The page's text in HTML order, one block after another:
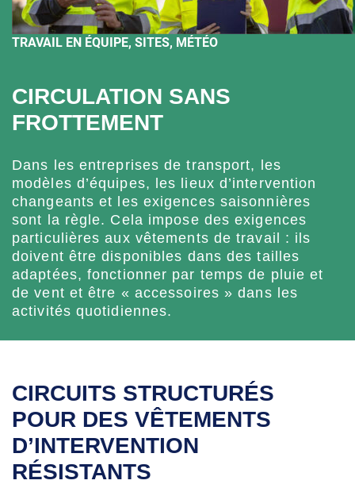
TRAVAIL EN ÉQUIPE, SITES, MÉTÉO
CIRCULATION SANS
FROTTEMENT
Dans les entreprises de transport, les
modèles d’équipes, les lieux d’intervention
changeants et les exigences saisonnières
sont la règle. Cela impose des exigences
particulières aux vêtements de travail : ils
doivent être disponibles dans des tailles
adaptées, fonctionner par temps de pluie et
de vent et être « accessoires » dans les
activités quotidiennes.
CIRCUITS STRUCTURÉS
POUR DES VÊTEMENTS
D’INTERVENTION
RÉSISTANTS